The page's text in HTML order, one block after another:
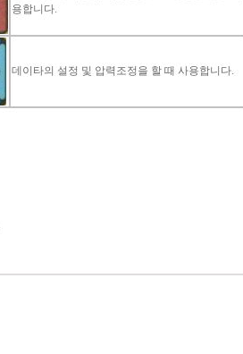
용합니다.
데이타의 설정 및 압력조정을 할 때 사용합니다.